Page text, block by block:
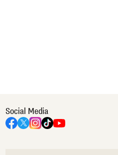
Social Media